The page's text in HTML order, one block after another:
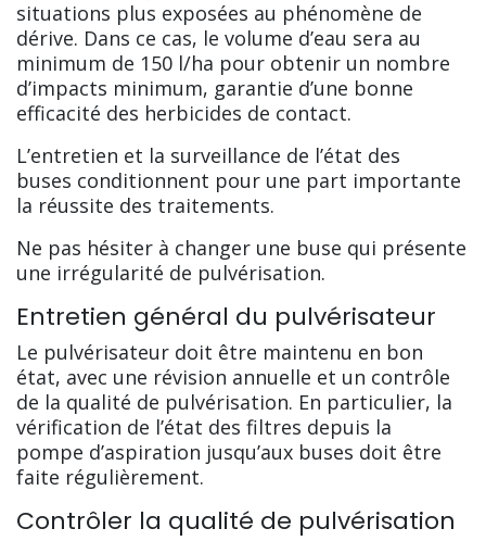
situations plus exposées au phénomène de
dérive. Dans ce cas, le volume d’eau sera au
minimum de 150 l/ha pour obtenir un nombre
d’impacts minimum, garantie d’une bonne
efficacité des herbicides de contact.
L’entretien et la surveillance de l’état des
buses conditionnent pour une part importante
la réussite des traitements.
Ne pas hésiter à changer une buse qui présente
une irrégularité de pulvérisation.
Entretien général du pulvérisateur
Le pulvérisateur doit être maintenu en bon
état, avec une révision annuelle et un contrôle
de la qualité de pulvérisation. En particulier, la
vérification de l’état des filtres depuis la
pompe d’aspiration jusqu’aux buses doit être
faite régulièrement.
Contrôler la qualité de pulvérisation